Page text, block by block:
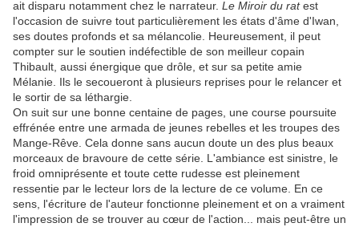
ait disparu notamment chez le narrateur. Le Miroir du ratest
l'occasion de suivre tout particulièrement les états d'âme d'Iwan,
ses doutes profonds et sa mélancolie. Heureusement, il peut
compter sur le soutien indéfectible de son meilleur copain
Thibault, aussi énergique que drôle, et sur sa petite amie
Mélanie. Ils le secoueront à plusieurs reprises pour le relancer et
le sortir de sa léthargie.
On suit sur une bonne centaine de pages, une course poursuite
effrénée entre une armada de jeunes rebelles et les troupes des
Mange-Rêve. Cela donne sans aucun doute un des plus beaux
morceaux de bravoure de cette série. L'ambiance est sinistre, le
froid omniprésente et toute cette rudesse est pleinement
ressentie par le lecteur lors de la lecture de ce volume. En ce
sens, l'écriture de l'auteur fonctionne pleinement et on a vraiment
l'impression de se trouver au cœur de l'action... mais peut-être un